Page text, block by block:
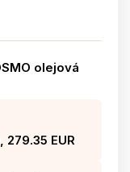
olejová
EUR